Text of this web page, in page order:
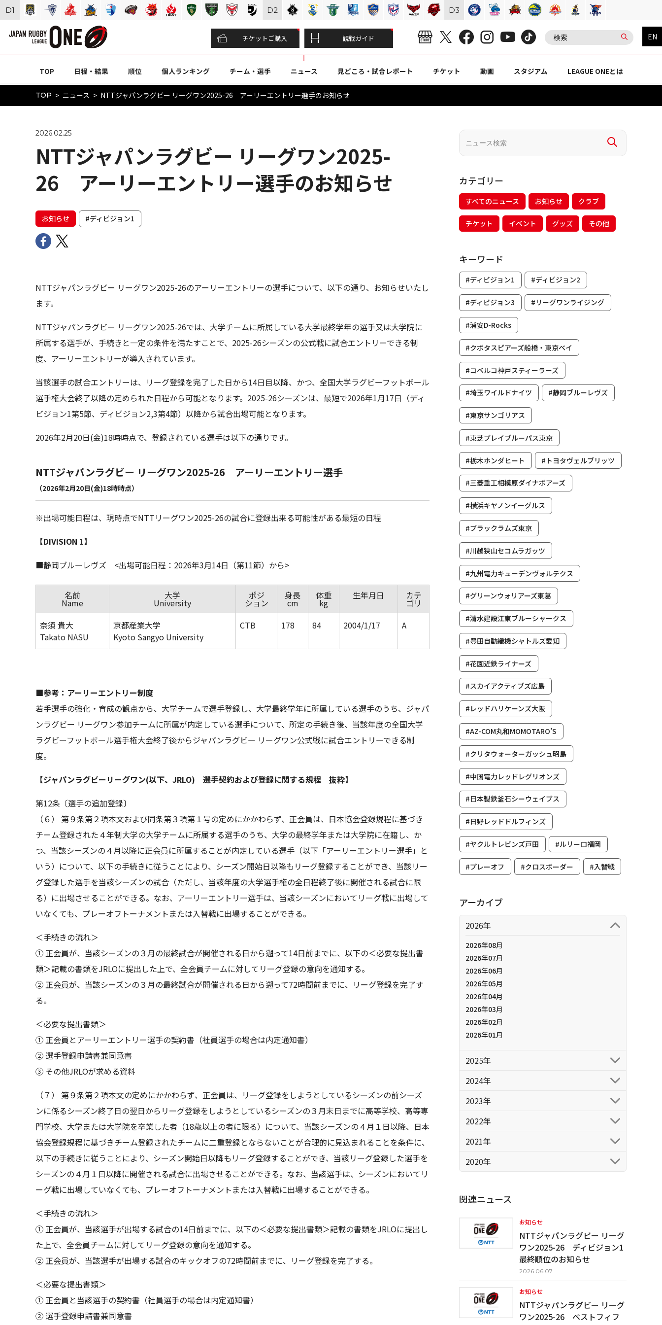
チケットご購入 観戦ガイド EN
TOP 日程・結果 順位 個人ランキング チーム・選手 ニュース 見どころ・試合レポート チケット 動画 スタジアム LEAGUE ONEとは
TOP ニュース NTTジャパンラグビー リーグワン2025-26 アーリーエントリー選手のお知らせ
2026.02.25
NTTジャパンラグビー リーグワン2025-
26 アーリーエントリー選手のお知らせ
お知らせ #ディビジョン1
NTTジャパンラグビー リーグワン2025-26のアーリーエントリーの選手について、以下の通り、お知らせいたし
ます。
NTTジャパンラグビー リーグワン2025-26では、大学チームに所属している大学最終学年の選手又は大学院に
所属する選手が、手続きと一定の条件を満たすことで、2025-26シーズンの公式戦に試合エントリーできる制
度、アーリーエントリーが導入されています。
当該選手の試合エントリーは、リーグ登録を完了した日から14日目以降、かつ、全国大学ラグビーフットボール
選手権大会終了以降の定められた日程から可能となります。2025-26シーズンは、最短で2026年1月17日（ディ
ビジョン1第5節、ディビジョン2,3第4節）以降から試合出場可能となります。
2026年2月20日(金)18時時点で、登録されている選手は以下の通りです。
NTTジャパンラグビー リーグワン2025-26 アーリーエントリー選手
（2026年2月20日(金)18時時点）
※出場可能日程は、現時点でNTTリーグワン2025-26の試合に登録出来る可能性がある最短の日程
【DIVISION 1】
■静岡ブルーレヴズ <出場可能日程：2026年3月14日（第11節）から>
名前
Name
大学
University
ポジ
ション
身長
cm
体重
kg
生年月日 カテ
ゴリ
奈須 貴大
Takato NASU
京都産業大学
Kyoto Sangyo University
CTB 178 84 2004/1/17 A
■参考：アーリーエントリー制度
若手選手の強化・育成の観点から、大学チームで選手登録し、大学最終学年に所属している選手のうち、ジャパ
ンラグビー リーグワン参加チームに所属が内定している選手について、所定の手続き後、当該年度の全国大学
ラグビーフットボール選手権大会終了後からジャパンラグビー リーグワン公式戦に試合エントリーできる制
度。
【ジャパンラグビーリーグワン(以下、JRLO) 選手契約および登録に関する規程 抜粋】
第12条〔選手の追加登録〕
（６） 第９条第２項本文および同条第３項第１号の定めにかかわらず、正会員は、日本協会登録規程に基づき
チーム登録された４年制大学の大学チームに所属する選手のうち、大学の最終学年または大学院に在籍し、か
つ、当該シーズンの４月以降に正会員に所属することが内定している選手（以下「アーリーエントリー選手」と
いう）について、以下の手続きに従うことにより、シーズン開始日以降もリーグ登録することができ、当該リー
グ登録した選手を当該シーズンの試合（ただし、当該年度の大学選手権の全日程終了後に開催される試合に限
る）に出場させることができる。なお、アーリーエントリー選手は、当該シーズンにおいてリーグ戦に出場して
いなくても、プレーオフトーナメントまたは入替戦に出場することができる。
＜手続きの流れ＞
① 正会員が、当該シーズンの３月の最終試合が開催される日から遡って14日前までに、以下の＜必要な提出書
類＞記載の書類をJRLOに提出した上で、全会員チームに対してリーグ登録の意向を通知する。
② 正会員が、当該シーズンの３月の最終試合が開催される日から遡って72時間前までに、リーグ登録を完了す
る。
＜必要な提出書類＞
① 正会員とアーリーエントリー選手の契約書（社員選手の場合は内定通知書）
② 選手登録申請書兼同意書
③ その他JRLOが求める資料
（７） 第９条第２項本文の定めにかかわらず、正会員は、リーグ登録をしようとしているシーズンの前シーズ
ンに係るシーズン終了日の翌日からリーグ登録をしようとしているシーズンの３月末日までに高等学校、高等専
門学校、大学または大学院を卒業した者（18歳以上の者に限る）について、当該シーズンの４月１日以降、日本
協会登録規程に基づきチーム登録されたチームに二重登録とならないことが合理的に見込まれることを条件に、
以下の手続きに従うことにより、シーズン開始日以降もリーグ登録することができ、当該リーグ登録した選手を
シーズンの４月１日以降に開催される試合に出場させることができる。なお、当該選手は、シーズンにおいてリ
ーグ戦に出場していなくても、プレーオフトーナメントまたは入替戦に出場することができる。
＜手続きの流れ＞
① 正会員が、当該選手が出場する試合の14日前までに、以下の＜必要な提出書類＞記載の書類をJRLOに提出し
た上で、全会員チームに対してリーグ登録の意向を通知する。
② 正会員が、当該選手が出場する試合のキックオフの72時間前までに、リーグ登録を完了する。
＜必要な提出書類＞
① 正会員と当該選手の契約書（社員選手の場合は内定通知書）
② 選手登録申請書兼同意書
カテゴリー
すべてのニュース お知らせ クラブ
チケット イベント グッズ その他
キーワード
#ディビジョン1 #ディビジョン2
#ディビジョン3 #リーグワンライジング
#浦安D-Rocks
#クボタスピアーズ船橋・東京ベイ
#コベルコ神戸スティーラーズ
#埼玉ワイルドナイツ #静岡ブルーレヴズ
#東京サンゴリアス
#東芝ブレイブルーパス東京
#栃木ホンダヒート #トヨタヴェルブリッツ
#三菱重工相模原ダイナボアーズ
#横浜キヤノンイーグルス
#ブラックラムズ東京
#川越狭山セコムラガッツ
#九州電力キューデンヴォルテクス
#グリーンウォリアーズ東葛
#清水建設江東ブルーシャークス
#豊田自動織機シャトルズ愛知
#花園近鉄ライナーズ
#スカイアクティブズ広島
#レッドハリケーンズ大阪
#AZ-COM丸和MOMOTARO’S
#クリタウォーターガッシュ昭島
#中国電力レッドレグリオンズ
#日本製鉄釜石シーウェイブス
#日野レッドドルフィンズ
#ヤクルトレビンズ戸田 #ルリーロ福岡
#プレーオフ #クロスボーダー #入替戦
アーカイブ
2026年
2026年08月
2026年07月
2026年06月
2026年05月
2026年04月
2026年03月
2026年02月
2026年01月
2025年
2024年
2023年
2022年
2021年
2020年
関連ニュース
お知らせ
NTTジャパンラグビー リーグ
ワン2025-26 ディビジョン1
最終順位のお知らせ
2026.06.07
お知らせ
NTTジャパンラグビー リーグ
ワン2025-26 ベストフィフ
D1 D2 D3